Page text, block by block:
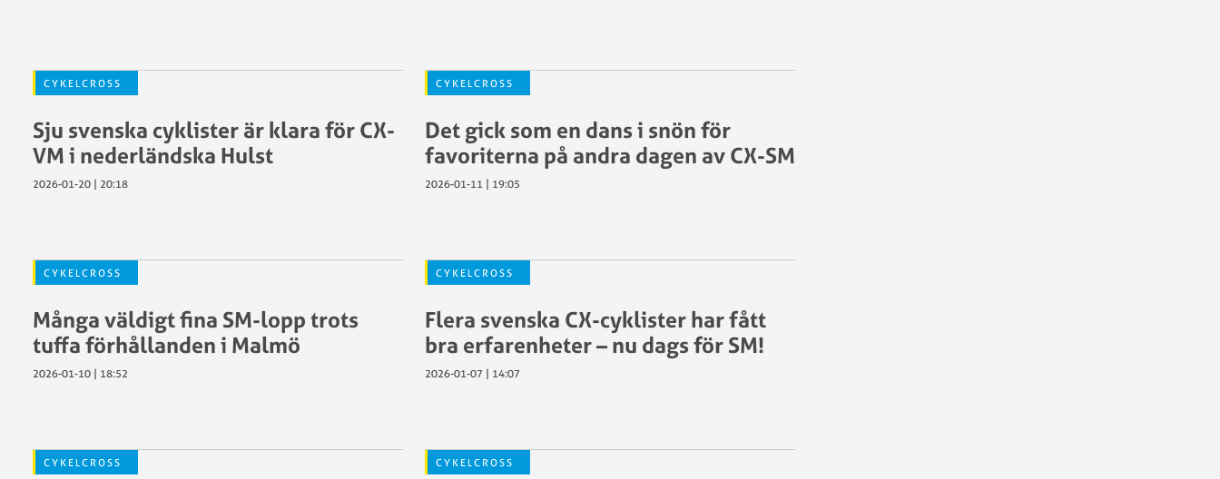
Pokal
2020
SWE
Pokal
SWE
Cup
Cykelcross
CYKELCROSS
Sju svenska cyklister är klara för CX-
VM i nederländska Hulst
2026-01-20 | 20:18
CYKELCROSS
Det gick som en dans i snön för
favoriterna på andra dagen av CX-SM
2026-01-11 | 19:05
CYKELCROSS
Många väldigt fina SM-lopp trots
tuffa förhållanden i Malmö
2026-01-10 | 18:52
CYKELCROSS
Flera svenska CX-cyklister har fått
bra erfarenheter – nu dags för SM!
2026-01-07 | 14:07
CYKELCROSS CYKELCROSS